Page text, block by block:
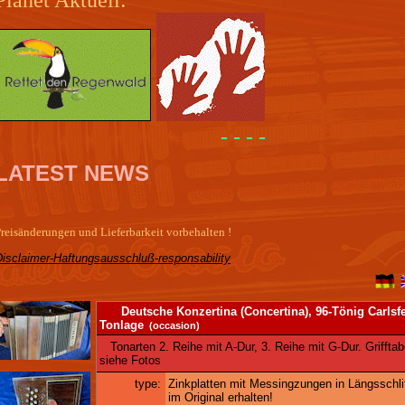
- - - -
NEWS
und Lieferbarkeit vorbehalten !
Haftungsausschluß-responsability
Deutsche Konzertina (Concertina), 96-Tönig
Tonlage (occasion)
Tonarten 2. Reihe mit A-Dur, 3. Reihe mit G-Dur.
siehe Fotos
type: Zinkplatten mit Messingzungen in
im Original erhalten!